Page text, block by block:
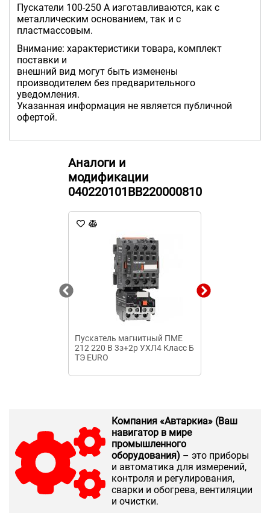
Пускатели 100-250 А изготавливаются, как с
металлическим основанием, так и с
пластмассовым.
Внимание: характеристики товара, комплект
поставки и
внешний вид могут быть изменены
производителем без предварительного
уведомления.
Указанная информация не является публичной
офертой.
Аналоги и
модификации
040220101ВВ220000810
Пускатель магнитный ПМЕ
212 220 B 3з+2р УХЛ4 Класс Б
ТЭ EURO
Компания «Автаркиа» (Ваш
навигатор в мире
промышленного
оборудования) – это приборы
и автоматика для измерений,
контроля и регулирования,
сварки и обогрева, вентиляции
и очистки.